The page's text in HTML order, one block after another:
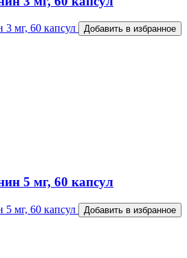
Добавить в избранное
5 мг, 60 капсул
Добавить в избранное